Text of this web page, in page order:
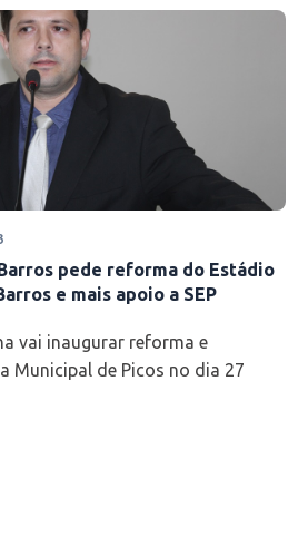
pede reforma do Estádio
e mais apoio a SEP